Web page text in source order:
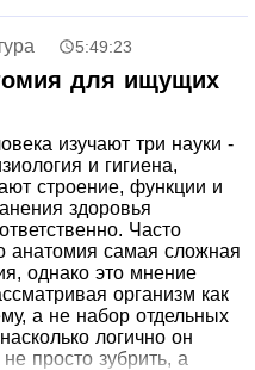
смотреть на нашу
5:49:23
для ищущих
изучают три науки -
и гигиена,
строение, функции и
здоровья
Часто
анатомия самая сложная
однако это мнение
организм как
а не набор отдельных
логично он
просто зубрить, а